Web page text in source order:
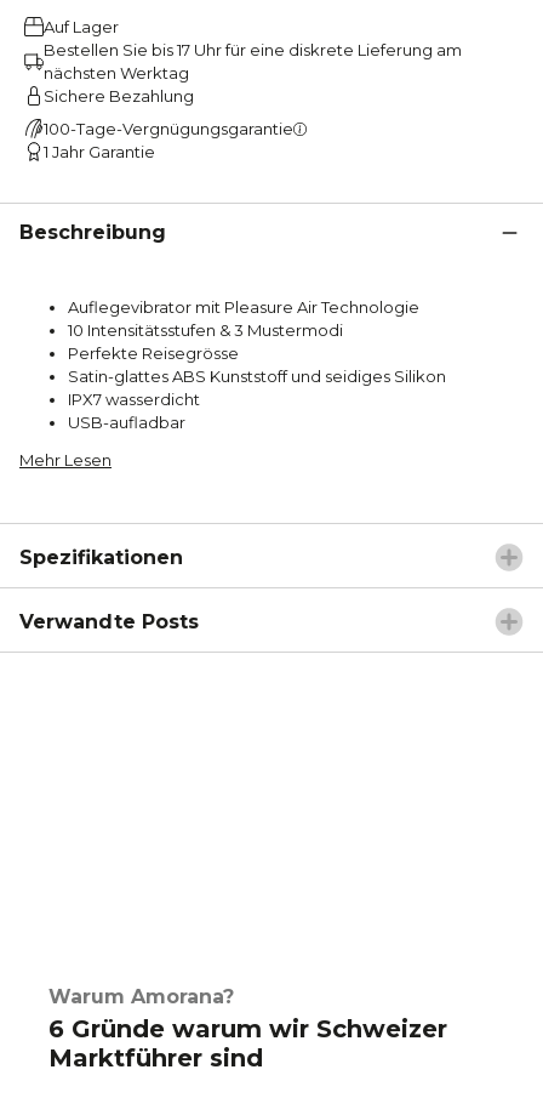
Auf Lager
Bestellen Sie bis 17 Uhr für eine diskrete Lieferung am
nächsten Werktag
Sichere Bezahlung
100-Tage-Vergnügungsgarantie
1 Jahr Garantie
Beschreibung
Auflegevibrator mit Pleasure Air Technologie
10 Intensitätsstufen & 3 Mustermodi
Perfekte Reisegrösse
Satin-glattes ABS Kunststoff und seidiges Silikon
IPX7 wasserdicht
USB-aufladbar
Mehr Lesen
Spezifikationen
Verwandte Posts
Warum Amorana?
6 Gründe warum wir Schweizer
Marktführer sind